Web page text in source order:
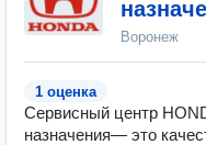
Воронеж
1 оценка
Сервисный центр
назначения— это